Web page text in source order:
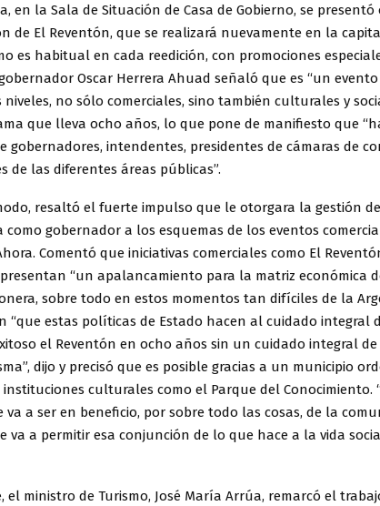
en la Sala de Situación de Casa de Gobierno, se
de El Reventón, que se realizará nuevamente en la
es habitual en cada reedición, con promociones
Oscar Herrera Ahuad señaló que es “un
no sólo comerciales, sino también culturales y
que lleva ocho años, lo que pone de manifiesto que
gobernadores, intendentes, presidentes de cámaras de
de las diferentes áreas públicas”.
resaltó el fuerte impulso que le otorgara la gestión
como gobernador a los esquemas de los eventos
Comentó que iniciativas comerciales como El
“un apalancamiento para la matriz económica
sobre todo en estos momentos tan difíciles de la
“que estas políticas de Estado hacen al cuidado integral
el Reventón en ocho años sin un cuidado integral
dijo y precisó que es posible gracias a un municipio
instituciones culturales como el Parque del Conocimiento.
va a ser en beneficio, por sobre todo las cosas, de la
va a permitir esa conjunción de lo que hace a la vida
el ministro de Turismo, José María Arrúa, remarcó el